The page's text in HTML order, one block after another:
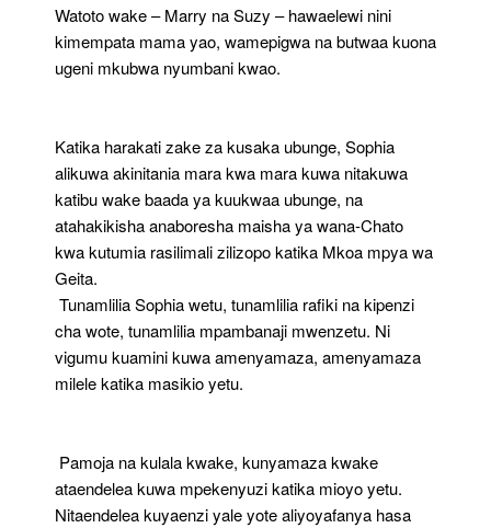
Watoto wake – Marry na Suzy – hawaelewi nini
kimempata mama yao, wamepigwa na butwaa kuona
ugeni mkubwa nyumbani kwao.
Katika harakati zake za kusaka ubunge, Sophia
alikuwa akinitania mara kwa mara kuwa nitakuwa
katibu wake baada ya kuukwaa ubunge, na
atahakikisha anaboresha maisha ya wana-Chato
kwa kutumia rasilimali zilizopo katika Mkoa mpya wa
Geita.
Tunamlilia Sophia wetu, tunamlilia rafiki na kipenzi
cha wote, tunamlilia mpambanaji mwenzetu. Ni
vigumu kuamini kuwa amenyamaza, amenyamaza
milele katika masikio yetu.
Pamoja na kulala kwake, kunyamaza kwake
ataendelea kuwa mpekenyuzi katika mioyo yetu.
Nitaendelea kuyaenzi yale yote aliyoyafanya hasa